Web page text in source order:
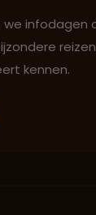
we infodagen
kennen.